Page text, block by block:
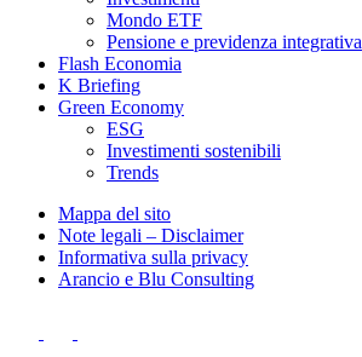
Mondo ETF
Pensione e previdenza integrativa
Flash Economia
K Briefing
Green Economy
ESG
Investimenti sostenibili
Trends
Mappa del sito
Note legali – Disclaimer
Informativa sulla privacy
Arancio e Blu Consulting